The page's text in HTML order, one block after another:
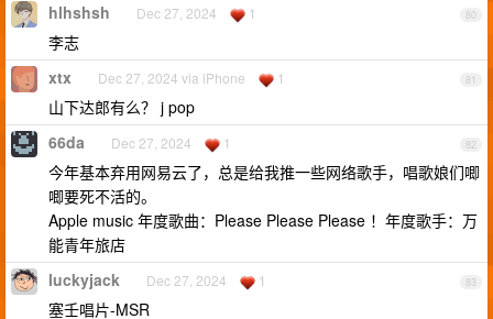
80
hlhshsh Dec 27, 2024 1
李志
81
xtx Dec 27, 2024 via iPhone 1
山下达郎有么？ j pop
82
66da Dec 27, 2024 1
今年基本弃用网易云了，总是给我推一些网络歌手，唱歌娘们唧
唧要死不活的。
Apple music 年度歌曲：Please Please Please ！年度歌手：万
能青年旅店
83
luckyjack Dec 27, 2024 1
塞壬唱片-MSR